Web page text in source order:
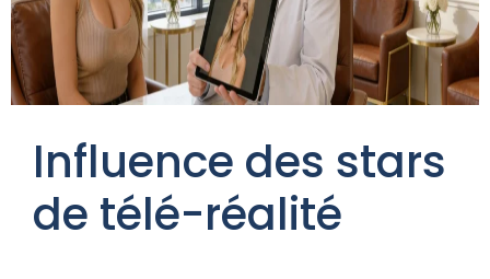
Influence des stars
de télé-réalité